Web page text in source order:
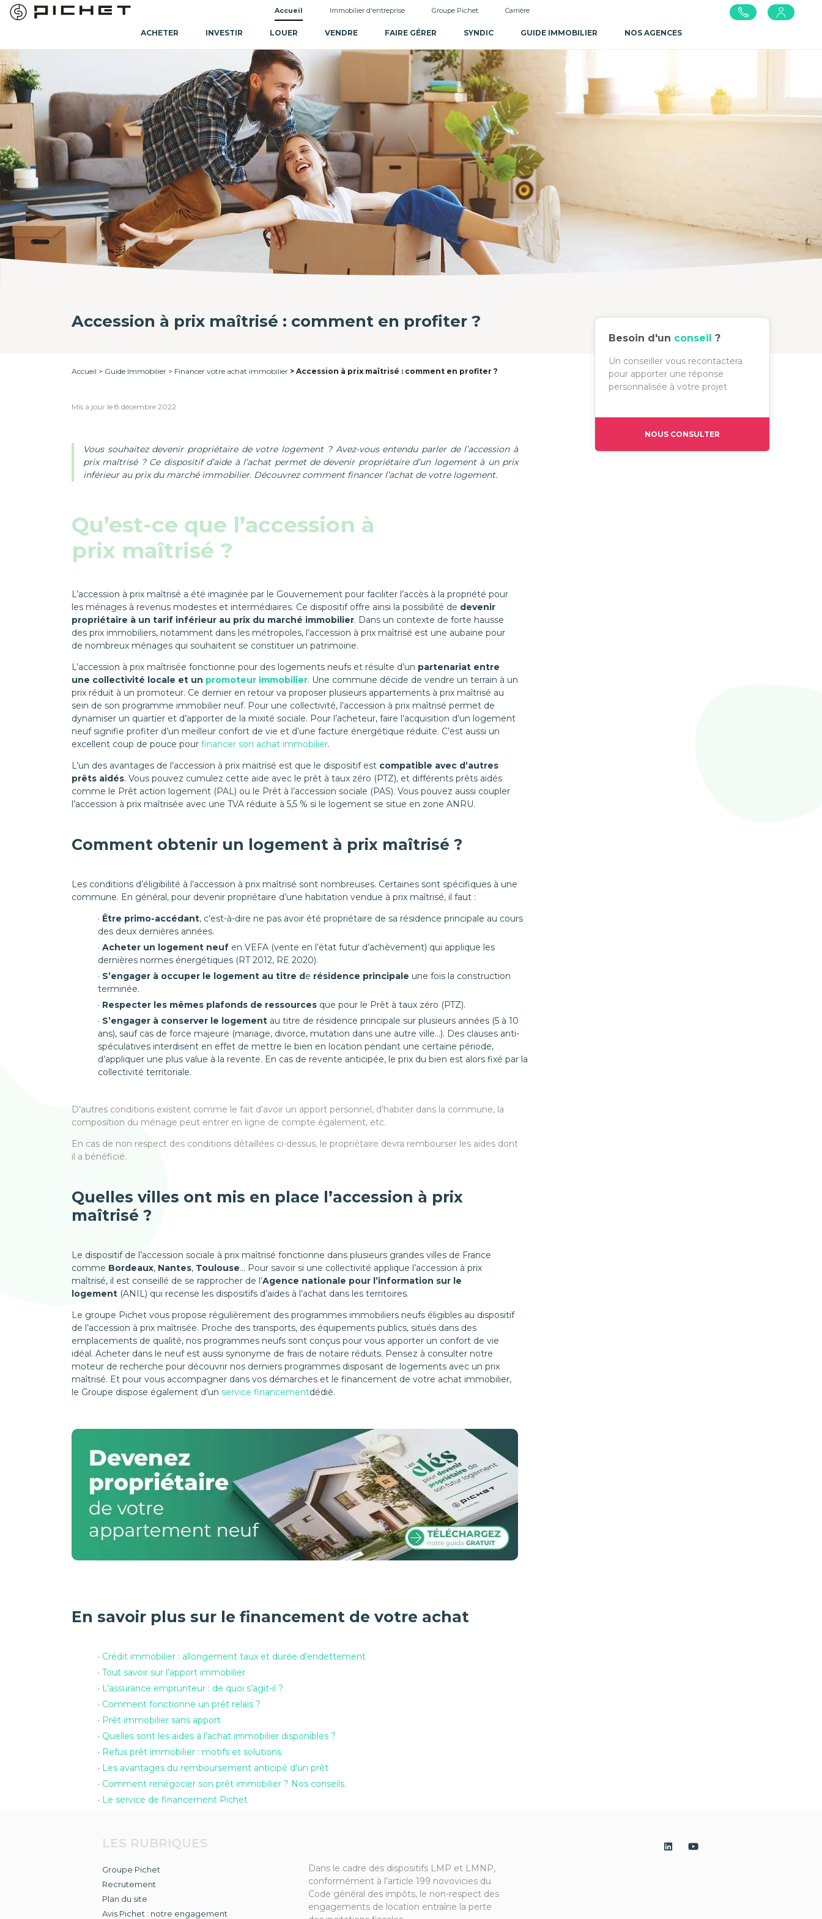
Accueil Immobilier d'entreprise Groupe Pichet Carrière
ACHETER INVESTIR LOUER VENDRE FAIRE GÉRER SYNDIC GUIDE IMMOBILIER NOS AGENCES
Accession à prix maîtrisé : comment en profiter ?
Accueil Guide Immobilier Financer votre achat immobilier Accession à prix maîtrisé : comment en profiter ?
Mis à jour le 8 décembre 2022
Vous souhaitez devenir propriétaire de votre logement ? Avez-vous entendu parler de l’accession à
prix maîtrisé ? Ce dispositif d’aide à l’achat permet de devenir propriétaire d’un logement à un prix
inférieur au prix du marché immobilier. Découvrez comment financer l’achat de votre logement.
Qu’est-ce que l’accession à
prix maîtrisé ?
L’accession à prix maîtrisé a été imaginée par le Gouvernement pour faciliter l’accès à la propriété pour
les ménages à revenus modestes et intermédiaires. Ce dispositif offre ainsi la possibilité de devenir
propriétaire à un tarif inférieur au prix du marché immobilier. Dans un contexte de forte hausse
des prix immobiliers, notamment dans les métropoles, l’accession à prix maîtrisé est une aubaine pour
de nombreux ménages qui souhaitent se constituer un patrimoine.
L’accession à prix maîtrisée fonctionne pour des logements neufs et résulte d’un partenariat entre
une collectivité locale et un promoteur immobilier. Une commune décide de vendre un terrain à un
prix réduit à un promoteur. Ce dernier en retour va proposer plusieurs appartements à prix maîtrisé au
sein de son programme immobilier neuf. Pour une collectivité, l’accession à prix maîtrisé permet de
dynamiser un quartier et d’apporter de la mixité sociale. Pour l’acheteur, faire l’acquisition d’un logement
neuf signifie profiter d’un meilleur confort de vie et d’une facture énergétique réduite. C’est aussi un
excellent coup de pouce pour financer son achat immobilier.
L’un des avantages de l’accession à prix maitrisé est que le dispositif est compatible avec d’autres
prêts aidés. Vous pouvez cumulez cette aide avec le prêt à taux zéro (PTZ), et différents prêts aidés
comme le Prêt action logement (PAL) ou le Prêt à l’accession sociale (PAS). Vous pouvez aussi coupler
l’accession à prix maîtrisée avec une TVA réduite à 5,5 % si le logement se situe en zone ANRU.
Comment obtenir un logement à prix maîtrisé ?
Les conditions d’éligibilité à l’accession à prix maîtrisé sont nombreuses. Certaines sont spécifiques à une
commune. En général, pour devenir propriétaire d’une habitation vendue à prix maîtrisé, il faut :
Être primo-accédant, c’est-à-dire ne pas avoir été propriétaire de sa résidence principale au cours
des deux dernières années.
Acheter un logement neuf en VEFA (vente en l’état futur d’achèvement) qui applique les
dernières normes énergétiques (RT 2012, RE 2020).
S’engager à occuper le logement au titre de résidence principale une fois la construction
terminée.
Respecter les mêmes plafonds de ressources que pour le Prêt à taux zéro (PTZ).
S’engager à conserver le logement au titre de résidence principale sur plusieurs années (5 à 10
ans), sauf cas de force majeure (mariage, divorce, mutation dans une autre ville…). Des clauses anti-
spéculatives interdisent en effet de mettre le bien en location pendant une certaine période,
d’appliquer une plus value à la revente. En cas de revente anticipée, le prix du bien est alors fixé par la
collectivité territoriale.
D’autres conditions existent comme le fait d’avoir un apport personnel, d’habiter dans la commune, la
composition du ménage peut entrer en ligne de compte également, etc.
En cas de non respect des conditions détaillées ci-dessus, le propriétaire devra rembourser les aides dont
il a bénéficié.
Quelles villes ont mis en place l’accession à prix
maîtrisé ?
Le dispositif de l’accession sociale à prix maîtrisé fonctionne dans plusieurs grandes villes de France
comme Bordeaux, Nantes, Toulouse… Pour savoir si une collectivité applique l’accession à prix
maîtrisé, il est conseillé de se rapprocher de l’Agence nationale pour l’information sur le
logement (ANIL) qui recense les dispositifs d’aides à l’achat dans les territoires.
Le groupe Pichet vous propose régulièrement des programmes immobiliers neufs éligibles au dispositif
de l’accession à prix maîtrisée. Proche des transports, des équipements publics, situés dans des
emplacements de qualité, nos programmes neufs sont conçus pour vous apporter un confort de vie
idéal. Acheter dans le neuf est aussi synonyme de frais de notaire réduits. Pensez à consulter notre
moteur de recherche pour découvrir nos derniers programmes disposant de logements avec un prix
maîtrisé. Et pour vous accompagner dans vos démarches et le financement de votre achat immobilier,
le Groupe dispose également d’un service financementdédié.
En savoir plus sur le financement de votre achat
Crédit immobilier : allongement taux et durée d’endettement
Tout savoir sur l’apport immobilier
L’assurance emprunteur : de quoi s’agit-il ?
Comment fonctionne un prêt relais ?
Prêt immobilier sans apport
Quelles sont les aides à l’achat immobilier disponibles ?
Refus prêt immobilier : motifs et solutions
Les avantages du remboursement anticipé d’un prêt
Comment renégocier son prêt immobilier ? Nos conseils.
Le service de financement Pichet
Besoin d'un conseil ?
Un conseiller vous recontactera
pour apporter une réponse
personnalisée à votre projet
LES RUBRIQUES
Groupe Pichet
Recrutement
Plan du site
Avis Pichet : notre engagement
Dans le cadre des dispositifs LMP et LMNP,
conformément à l’article 199 novovicies du
Code général des impôts, le non-respect des
engagements de location entraîne la perte